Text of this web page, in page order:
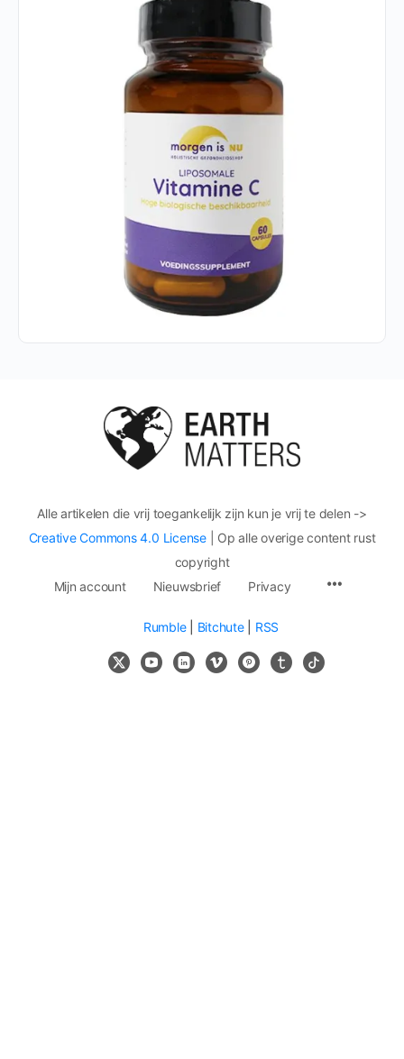
Alle artikelen die vrij toegankelijk zijn kun je vrij te delen ->
Creative Commons 4.0 License| Op alle overige content rust
copyright
Mijn account
Nieuwsbrief Privacy
Rumble| Bitchute| RSS